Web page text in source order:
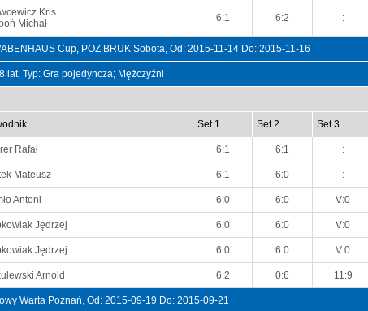
Kris
Michał
6:1 6:2 :
Cup, POZ BRUK Sobota, Od: 2015-11-14 Do: 2015-11-16
lat. Typ: Gra pojedyncza; Mężczyźni
Set 1 Set 2 Set 3
Rafał 6:1 6:1 :
Mateusz 6:1 6:0 :
Antoni 6:0 6:0 V:0
Jędrzej 6:0 6:0 V:0
Jędrzej 6:0 6:0 V:0
Arnold 6:2 0:6 11:9
Warta Poznań, Od: 2015-09-19 Do: 2015-09-21